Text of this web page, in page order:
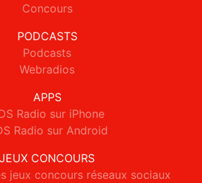
Concours
PODCASTS
Podcasts
Webradios
APPS
Radio sur iPhone
Radio sur Android
JEUX CONCOURS
jeux concours réseaux sociaux